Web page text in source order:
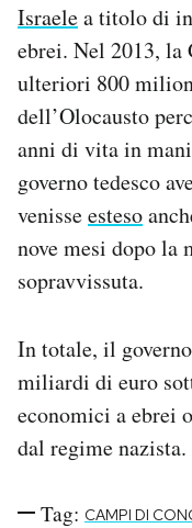
Israelea titolo di
ebrei. Nel 2013, la
ulteriori 800
dell’Olocausto
anni di vita in
governo tedesco
venisseesteso
nove mesi dopo la
sopravvissuta.
In totale, il
miliardi di euro
economici a ebrei
dal regime nazista.
Tag: CAMPI DI